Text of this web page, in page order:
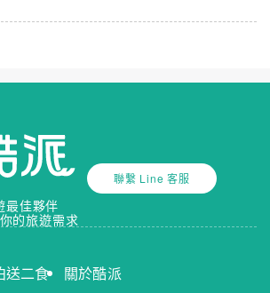
最佳夥伴
的旅遊需求
聯繫 Line 客服
送二食
關於酷派